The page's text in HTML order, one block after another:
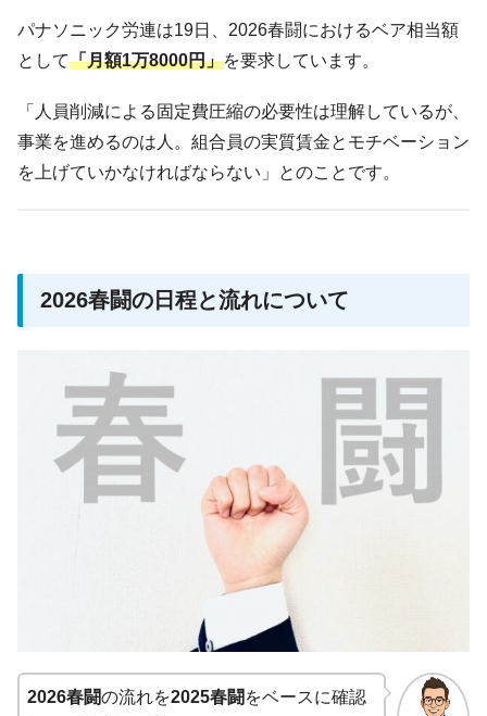
パナソニック労連は19日、2026春闘におけるベア相当額
として「月額1万8000円」を要求しています。
「人員削減による固定費圧縮の必要性は理解しているが、
事業を進めるのは人。組合員の実質賃金とモチベーション
を上げていかなければならない」とのことです。
2026春闘の日程と流れについて
2026春闘の流れを2025春闘 をベースに確認